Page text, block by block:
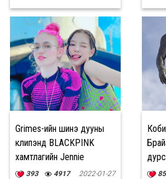
Grimes-ийн шинэ дууны
клипэнд BLACKPINK
хамтлагийн Jennie
оролцжээ
393 4917 2022-01-27